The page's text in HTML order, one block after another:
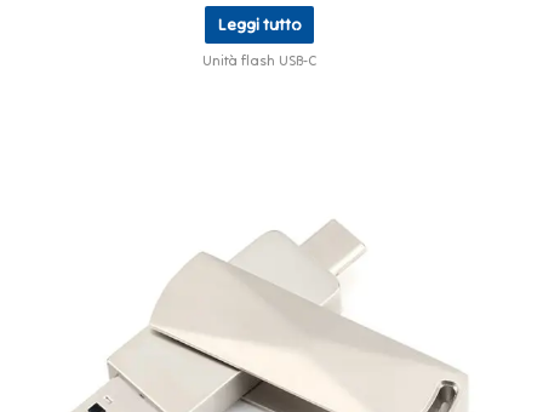
Leggi tutto
Unità flash USB-C